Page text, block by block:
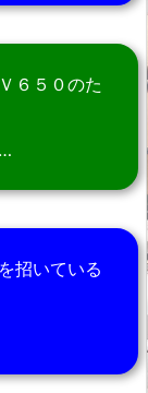
６５０のた
招いている